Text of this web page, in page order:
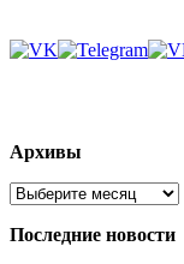
Архивы
Архивы
Последние новости